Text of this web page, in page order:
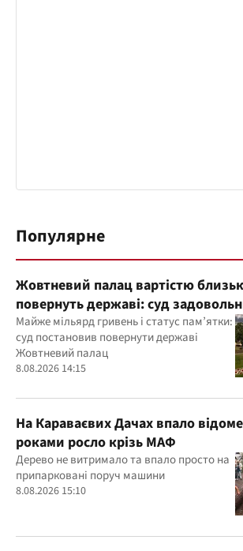
Популярне
Жовтневий палац вартістю
повернуть державі: суд
прокуратури
Майже мільярд гривень і статус пам’ятки:
суд постановив повернути державі
Жовтневий палац
8.08.2026 14:15
На Караваєвих Дачах впало
роками росло крізь МАФ
Дерево не витримало та впало просто на
припарковані поруч машини
8.08.2026 15:10